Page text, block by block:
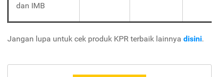
dan IMB
Jangan lupa untuk cek produk KPR terbaik lainnya disini.